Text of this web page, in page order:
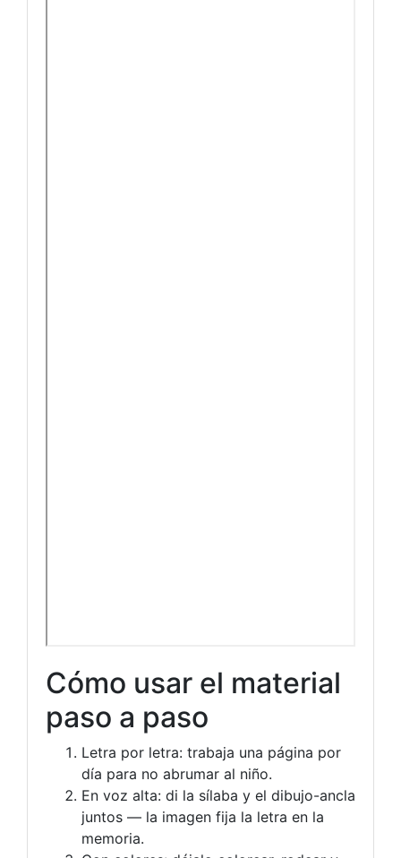
Cómo usar el material
paso a paso
Letra por letra: trabaja una página por
día para no abrumar al niño.
En voz alta: di la sílaba y el dibujo-ancla
juntos — la imagen fija la letra en la
memoria.